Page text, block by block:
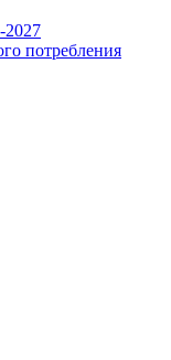
2027
потребления